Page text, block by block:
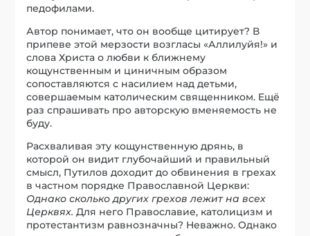
педофилами.
Автор понимает, что он вообще цитирует? В
припеве этой мерзости возгласы «Аллилуйя!» и
слова Христа о любви к ближнему
кощунственным и циничным образом
сопоставляются с насилием над детьми,
совершаемым католическим священником. Ещё
раз спрашивать про авторскую вменяемость не
буду.
Расхваливая эту кощунственную дрянь, в
которой он видит глубочайший и правильный
смысл, Путилов доходит до обвинения в грехах
в частном порядке Православной Церкви:
Однако сколько других грехов лежит на всех
Церквях. Для него Православие, католицизм и
протестантизм равнозначны? Неважно. Однако